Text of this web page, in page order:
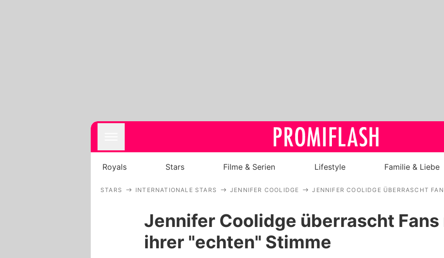
Royals
Royals Stars Filme & Serien Lifestyle Familie & Liebe
STARS INTERNATIONALE STARS JENNIFER COOLIDGE JENNIFER COOLIDGE ÜBERRASCHT
Jennifer Coolidge überrascht Fans
ihrer "echten" Stimme